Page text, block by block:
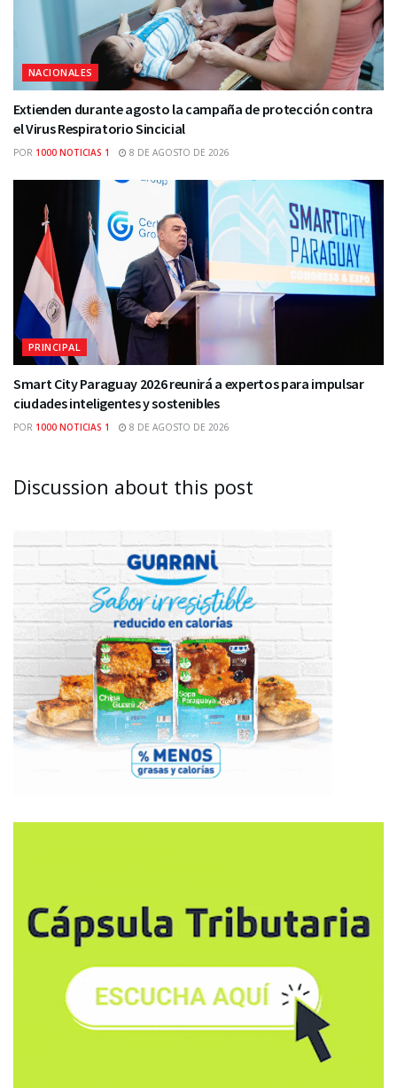
NACIONALES
Extienden durante agosto la campaña de protección contra
el Virus Respiratorio Sincicial
POR 1000 NOTICIAS 1 8 DE AGOSTO DE 2026
PRINCIPAL
Smart City Paraguay 2026 reunirá a expertos para impulsar
ciudades inteligentes y sostenibles
POR 1000 NOTICIAS 1 8 DE AGOSTO DE 2026
Discussion about this post